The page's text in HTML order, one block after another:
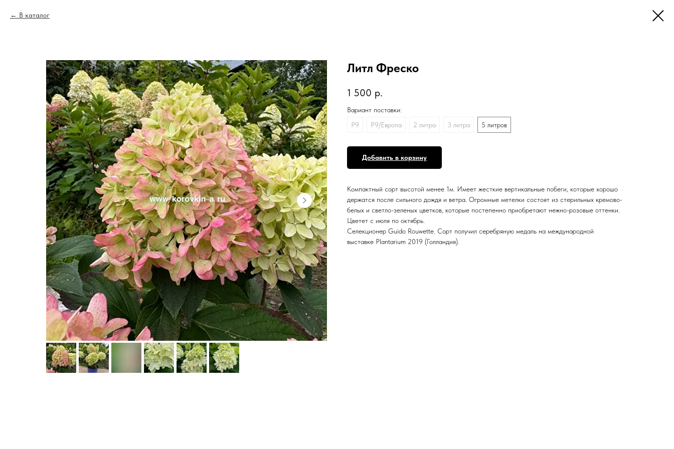
В каталог
Литл Фреско
1 500 р.
Вариант поставки:
P9
P9/Европа 2 литра 3 литра 5 литров
Добавить в корзину
Компактный сорт высотой менее 1м. Имеет жесткие вертикальные побеги, которые хорошо
держатся после сильного дождя и ветра. Огромные метелки состоят из стерильных кремово-
белых и светло-зеленых цветков, которые постепенно приобретают нежно-розовые оттенки.
Цветет с июля по октябрь.
Селекционер Guido Rouwette. Сорт получил серебряную медаль на международной
выставке Plantarium 2019 (Голландия).